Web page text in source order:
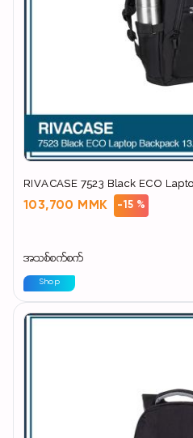
RIVACASE 7523 Black ECO
103,700 MMK -15 %
အသစ်စက်စက်
Shop